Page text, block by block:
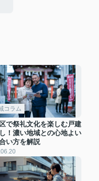
コラム
で祭礼文化を楽しむ戸建
！濃い地域との心地よい
い方を解説